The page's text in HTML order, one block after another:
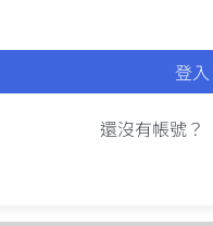
登入
還沒有帳號？